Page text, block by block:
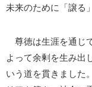
未来のために「譲る
尊徳は生涯を通じ
よって余剰を生み出
いう道を貫きました